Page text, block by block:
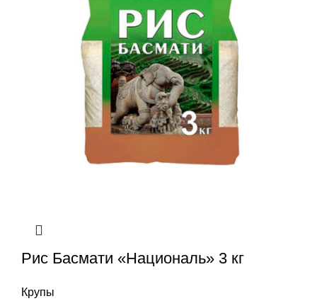
Рис Басмати «Националь» 3 кг
Крупы